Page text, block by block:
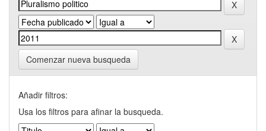
Comenzar nueva busqueda
Añadir filtros:
Usa los filtros para afinar la busqueda.